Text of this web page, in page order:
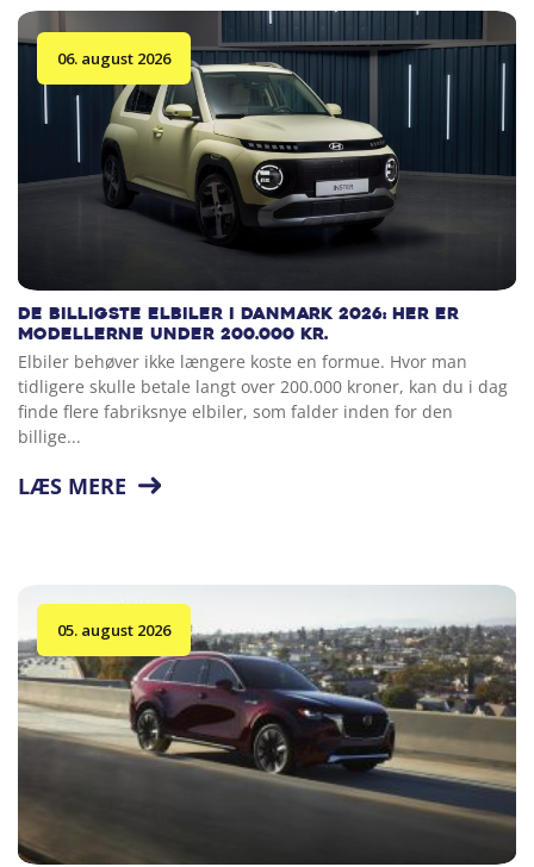
De billigste elbiler i Danmark 2026: Her er
modellerne under 200.000 kr.
Elbiler behøver ikke længere koste en formue. Hvor man
tidligere skulle betale langt over 200.000 kroner, kan du i dag
finde flere fabriksnye elbiler, som falder inden for den
billige...
LÆS MERE
06. august 2026
05. august 2026